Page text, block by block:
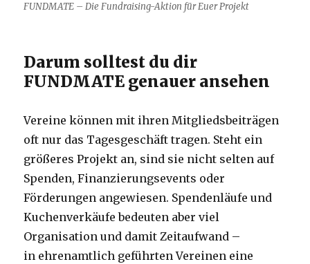
FUNDMATE – Die Fundraising-Aktion für Euer Projekt
Darum solltest du dir
FUNDMATE genauer ansehen
Vereine können mit ihren Mitgliedsbeiträgen
oft nur das Tagesgeschäft tragen. Steht ein
größeres Projekt an, sind sie nicht selten auf
Spenden, Finanzierungsevents oder
Förderungen angewiesen. Spendenläufe und
Kuchenverkäufe bedeuten aber viel
Organisation und damit Zeitaufwand –
in ehrenamtlich geführten Vereinen eine